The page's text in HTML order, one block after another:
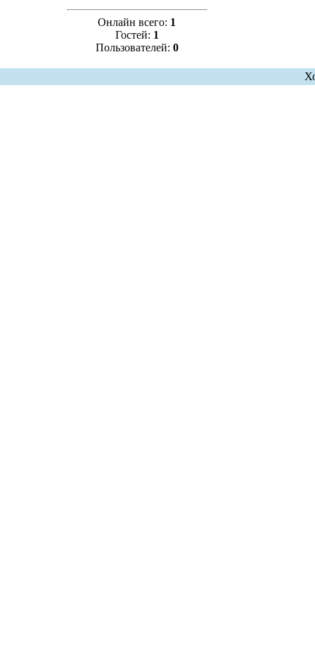
Онлайн всего: 1
Гостей: 1
Пользователей: 0